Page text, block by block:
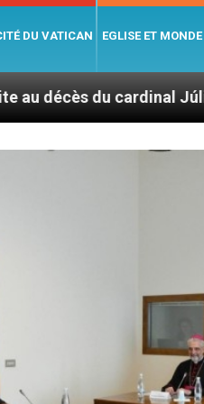
DU VATICAN EGLISE ET MONDE
Júlio Duarte Langa